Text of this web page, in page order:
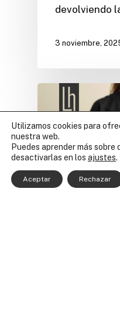
devolviendo
3 noviembre,
Utilizamos cookies para
nuestra web.
Puedes aprender más
desactivarlas en los ajustes.
Aceptar Rechazar